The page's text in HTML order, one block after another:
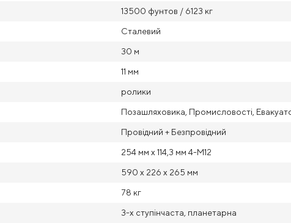
13500 фунтов / 6123 кг
Сталевий
30 м
11 мм
ролики
Позашляховика, Промисловості,
Провідний + Безпровідний
254 мм х 114,3 мм 4-М12
590 x 226 x 265 мм
78 кг
3-х ступінчаста, планетарна